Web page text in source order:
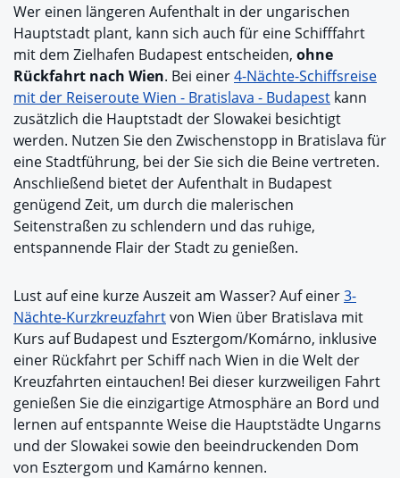
Wer einen längeren Aufenthalt in der ungarischen
Hauptstadt plant, kann sich auch für eine Schifffahrt
mit dem Zielhafen Budapest entscheiden, ohne
Rückfahrt nach Wien. Bei einer4-Nächte-Schiffsreise
mit der Reiseroute Wien - Bratislava - Budapest kann
zusätzlich die Hauptstadt der Slowakei besichtigt
werden. Nutzen Sie den Zwischenstopp in Bratislava für
eine Stadtführung, bei der Sie sich die Beine vertreten.
Anschließend bietet der Aufenthalt in Budapest
genügend Zeit, um durch die malerischen
Seitenstraßen zu schlendern und das ruhige,
entspannende Flair der Stadt zu genießen.
Lust auf eine kurze Auszeit am Wasser? Auf einer3-
Nächte-Kurzkreuzfahrtvon Wien über Bratislava mit
Kurs auf Budapest und Esztergom/Komárno, inklusive
einer Rückfahrt per Schiff nach Wien in die Welt der
Kreuzfahrten eintauchen! Bei dieser kurzweiligen Fahrt
genießen Sie die einzigartige Atmosphäre an Bord und
lernen auf entspannte Weise die Hauptstädte Ungarns
und der Slowakei sowie den beeindruckenden Dom
von Esztergom und Kamárno kennen.